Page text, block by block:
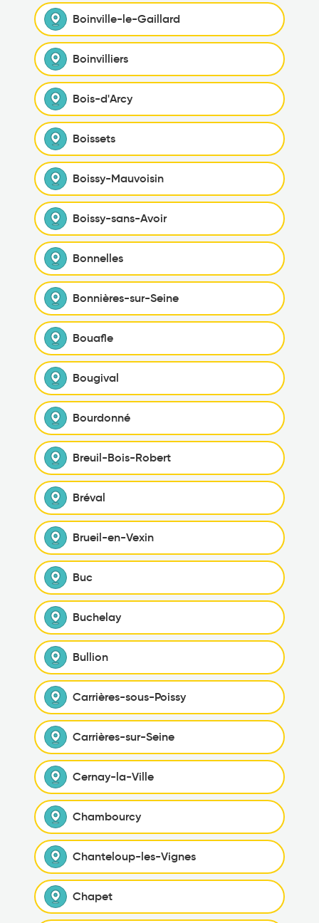
Boinville-le-Gaillard
Boinvilliers
Bois-d'Arcy
Boissets
Boissy-Mauvoisin
Boissy-sans-Avoir
Bonnelles
Bonnières-sur-Seine
Bouafle
Bougival
Bourdonné
Breuil-Bois-Robert
Bréval
Brueil-en-Vexin
Buc
Buchelay
Bullion
Carrières-sous-Poissy
Carrières-sur-Seine
Cernay-la-Ville
Chambourcy
Chanteloup-les-Vignes
Chapet